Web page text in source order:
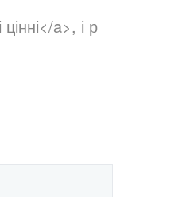
a>, і р